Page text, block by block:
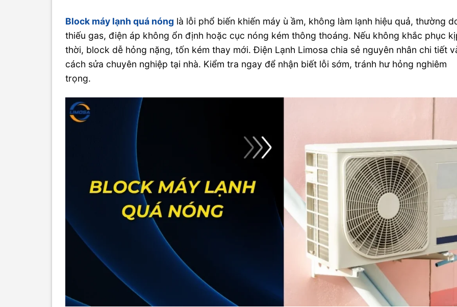
Block máy lạnh quá nóng là lỗi phổ biến khiến máy ù ầm, không làm lạnh hiệu quả, thường
thiếu gas, điện áp không ổn định hoặc cục nóng kém thông thoáng. Nếu không khắc phục
thời, block dễ hỏng nặng, tốn kém thay mới. Điện Lạnh Limosa chia sẻ nguyên nhân chi tiết
cách sửa chuyên nghiệp tại nhà. Kiểm tra ngay để nhận biết lỗi sớm, tránh hư hỏng nghiêm
trọng.